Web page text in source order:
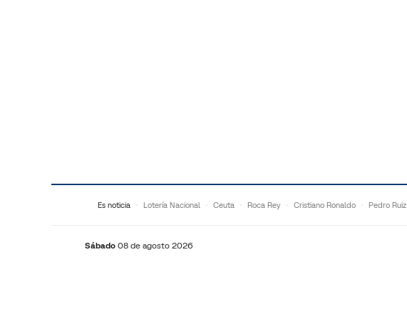
Es noticia Lotería Nacional Ceuta Roca Rey Cristiano Ronaldo Pedro Ruiz
Sábado 08 de agosto 2026